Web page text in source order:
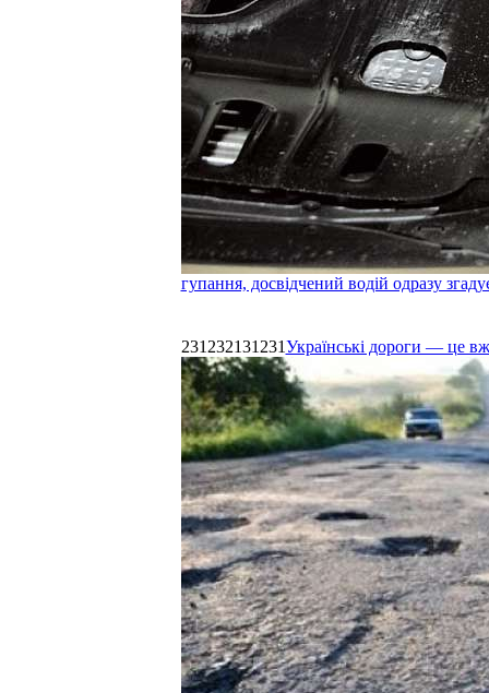
гупання, досвідчений водій одразу
231232131231Українські дороги — це